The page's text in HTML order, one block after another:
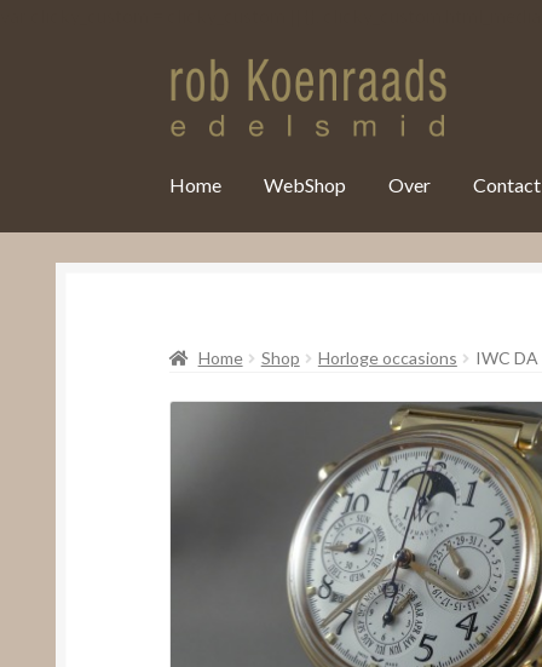
Home WebShop Over Contact
Home Shop Horloge occasions IWC DA